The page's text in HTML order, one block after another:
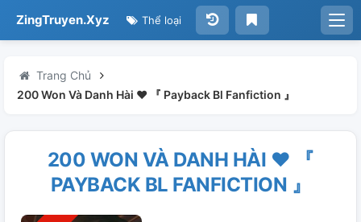
ZingTruyen.Xyz Thể loại
Trang Chủ
200 Won Và Danh Hài ❤ 『 Payback Bl Fanfiction 』
200 WON VÀ DANH HÀI ❤ 『
PAYBACK BL FANFICTION 』